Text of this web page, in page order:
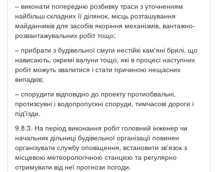
– виконати попередню розбивку траси з уточненням
найбільш складних її ділянок, місць розташування
майданчиків для засобів якоріння механізмів, вантажно-
розвантажувальних робіт тощо;
– прибрати з будівельної смуги нестійкі кам'яні брилі, що
нависають, окремі валуни тощо, які в процесі наступних
робіт можуть звалитися і стати причиною нещасних
випадків;
– спорудити відповідно до проекту протиобвальні,
протизсувні і водопропускні споруди, тимчасові дороги і
під'їзди.
9.8.3. На період виконання робіт головний інженер чи
начальник дільниці будівельної організації повинен
організувати службу оповіщення, встановити зв'язок з
місцевою метеорологічною станцією та регулярно
отримувати від неї прогнози погоди.